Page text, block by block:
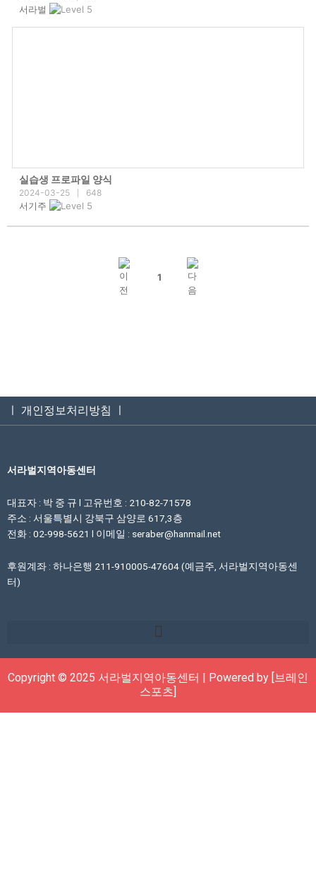
서라벌
실습생 프로파일 양식
2024-03-25 648
서기주
1
ㅣ 개인정보처리방침 ㅣ
서라벌지역아동센터
대표자 : 박 중 규 l 고유번호 : 210-82-71578
주소 : 서울특별시 강북구 삼양로 617,3층
전화 : 02-998-5621 l 이메일 : seraber@hanmail.net
후원계좌 : 하나은행 211-910005-47604 (예금주, 서라벌지역아동센
터)
Copyright © 2025 서라벌지역아동센터 | Powered by [브레인
스포츠]